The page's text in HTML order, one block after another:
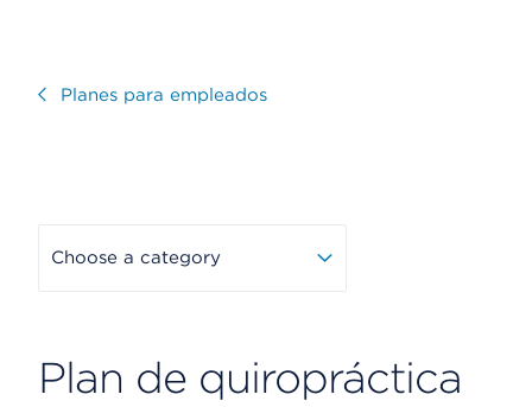
Visitar
Planes para empleados
Choose a category
Plan de quiropráctica